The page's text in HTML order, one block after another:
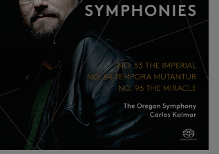
久石让,Music Future Band – 久石让指挥极简音乐 – 音乐未来 VI (2.8MHz DSD)